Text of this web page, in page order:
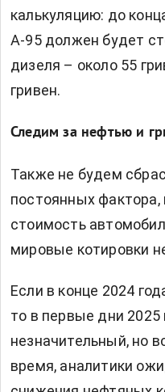
калькуляцию: до
А-95 должен будет
дизеля – около 55
гривен.
Следим за нефтью и
Также не будем
постоянных
стоимость
мировые котировки
Если в конце 2024
то в первые дни 2025
незначительный, но
время, аналитики